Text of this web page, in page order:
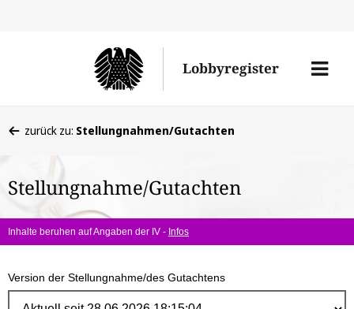
Lobbyregister
Menü
befinden
hier:
zurück zu: Stellungnahmen/Gutachten
Stellungnahme/Gutachten
Inhalte beruhen auf Angaben der IV - Infos
Version der Stellungnahme/des Gutachtens